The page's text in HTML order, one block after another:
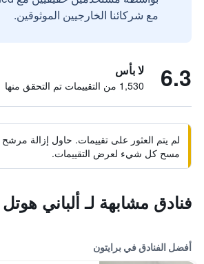
مع شركائنا الخارجيين الموثوقين.
6.3 لا بأس
1,530 من التقييمات تم التحقق منها
لم يتم العثور على تقييمات. حاول إزالة مرشح
مسح كل شيء لعرض التقييمات.
فنادق مشابهة لـ ألباني هوتل
أفضل الفنادق في برايتون